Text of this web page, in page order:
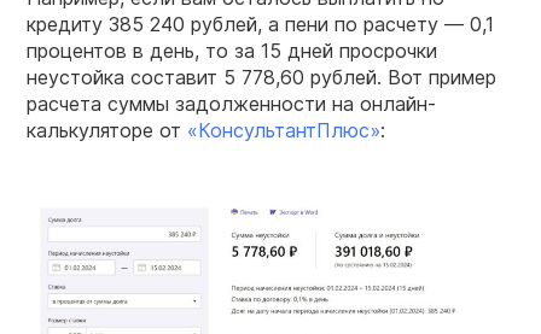
кредиту 385 240 рублей, а пени по расчету — 0,1
процентов в день, то за 15 дней просрочки
неустойка составит 5 778,60 рублей. Вот пример
расчета суммы задолженности на онлайн-
калькуляторе от «КонсультантПлюс»: